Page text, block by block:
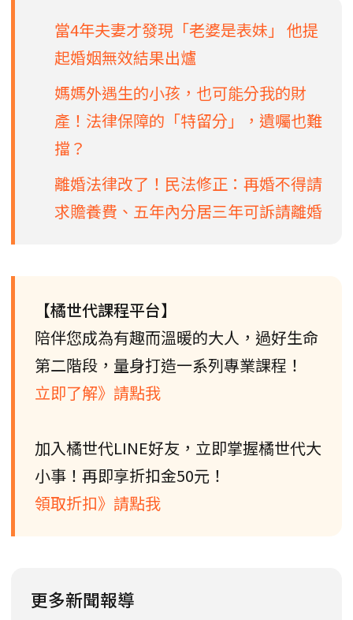
當4年夫妻才發現「老婆是表妹」 他提
起婚姻無效結果出爐
媽媽外遇生的小孩，也可能分我的財
產！法律保障的「特留分」，遺囑也難
擋？
離婚法律改了！民法修正：再婚不得請
求贍養費、五年內分居三年可訴請離婚
【橘世代課程平台】
陪伴您成為有趣而溫暖的大人，過好生命
第二階段，量身打造一系列專業課程！
立即了解》請點我
加入橘世代LINE好友，立即掌握橘世代大
小事！再即享折扣金50元！
領取折扣》請點我
更多新聞報導